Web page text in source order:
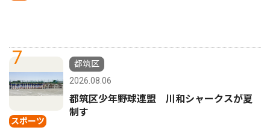
7
スポーツ
都筑区
2026.08.06
都筑区少年野球連盟 川和シャークスが夏
制す